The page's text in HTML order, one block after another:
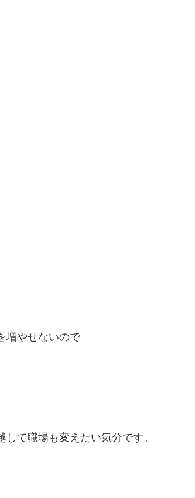
増やせないので
て職場も変えたい気分です。